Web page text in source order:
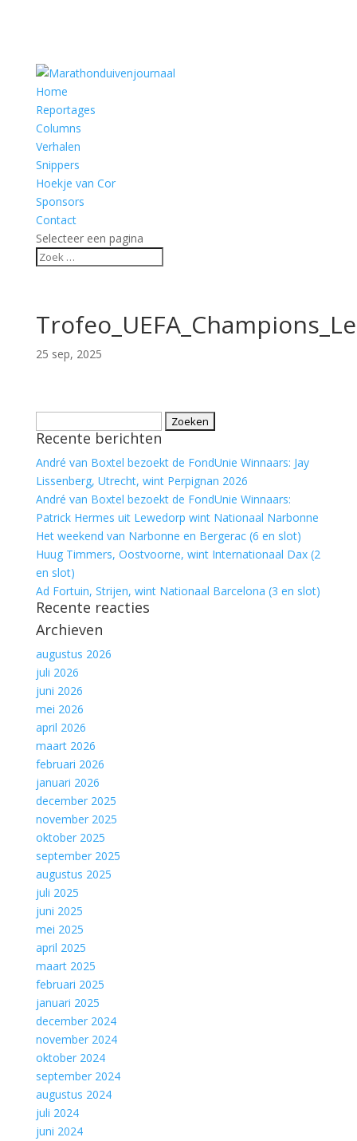
Home
Reportages
Columns
Verhalen
Snippers
Hoekje van Cor
Sponsors
Contact
Selecteer een pagina
25 sep, 2025
naar:
Recente berichten
André van Boxtel bezoekt de FondUnie Winnaars: Jay
Lissenberg, Utrecht, wint Perpignan 2026
André van Boxtel bezoekt de FondUnie Winnaars:
Patrick Hermes uit Lewedorp wint Nationaal Narbonne
Het weekend van Narbonne en Bergerac (6 en slot)
Huug Timmers, Oostvoorne, wint Internationaal Dax (2
en slot)
Ad Fortuin, Strijen, wint Nationaal Barcelona (3 en slot)
Recente reacties
Archieven
augustus 2026
juli 2026
juni 2026
mei 2026
april 2026
maart 2026
februari 2026
januari 2026
december 2025
november 2025
oktober 2025
september 2025
augustus 2025
juli 2025
juni 2025
mei 2025
april 2025
maart 2025
februari 2025
januari 2025
december 2024
november 2024
oktober 2024
september 2024
augustus 2024
juli 2024
juni 2024